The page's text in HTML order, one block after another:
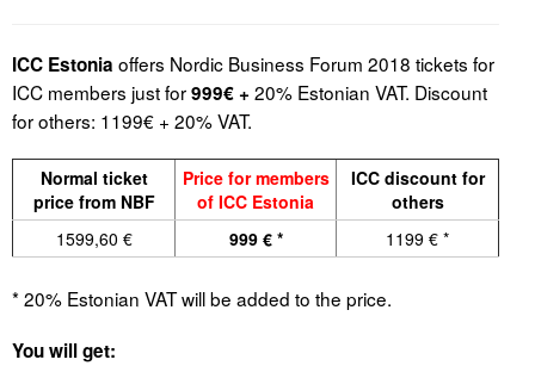
Digiraamatukogu
Juhendid ja väljaanded
Videod
Kontakt
Liitu meililistiga
Oskusteave
Incoterms® 2020
ICC Estonia offers Nordic Business Forum 2018 tickets for
ICC members just for999€ + 20% Estonian VAT. Discount
for others: 1199€ + 20% VAT.
Normal ticket
price from NBF
Price for members
of ICC Estonia
ICC discount for
others
1599,60 €
999 € * 1199 € *
* 20% Estonian VAT will be added to the price.
You will get: